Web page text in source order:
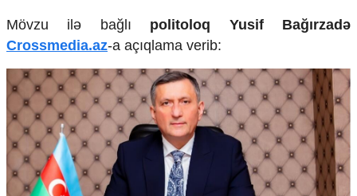
İqtisadiyyat
Energetika
Neft-qaz
Əmək və sosial siyasət
Kənd təsərrüfatı
Hərbi sənaye
Telekommunikasiya və nəqliyyat
COP29
​Mövzu ilə bağlı politoloq Yusif Bağırzadə
Crossmedia.az-a açıqlama verib: